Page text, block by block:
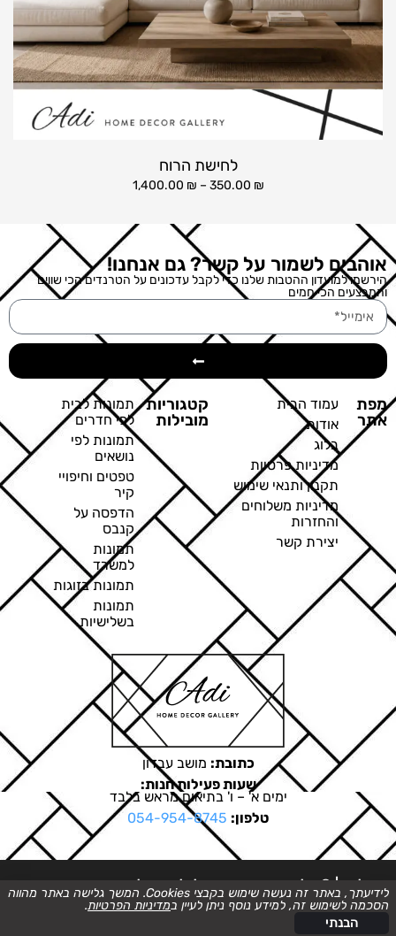
לחישת הרוח
350.00 ₪
–
1,400.00 ₪
אוהבים לשמור על קשר? גם אנחנו!
הירשמו למועדון ההטבות שלנו כדי לקבל עדכונים על הטרנדים הכי שווים
והמבצעים הכי חמים
מפת
אתר
עמוד הבית
אודות
בלוג
מדיניות פרטיות
תקנון ותנאי שימוש
מדיניות משלוחים
והחזרות
יצירת קשר
קטגוריות
מובילות
תמונות לבית
לפי חדרים
תמונות לפי
נושאים
טפטים וחיפויי
קיר
הדפסה על
קנבס
תמונות
למשרד
תמונות בזוגות
תמונות
בשלישיות
כתובת: מושב עבדון
שעות פעילות חנות:
ימים א' – ו' בתיאום מראש בלבד
טלפון: 054-954-8745
ט.ל.ח. | © כל הזכויות שמורות לגלריה של עדי
בניית אתרים
לידיעתך, באתר זה נעשה שימוש בקבצי Cookies. המשך גלישה באתר מהווה
הסכמה לשימוש זה, למידע נוסף ניתן לעיין במדיניות הפרטיות.
הבנתי